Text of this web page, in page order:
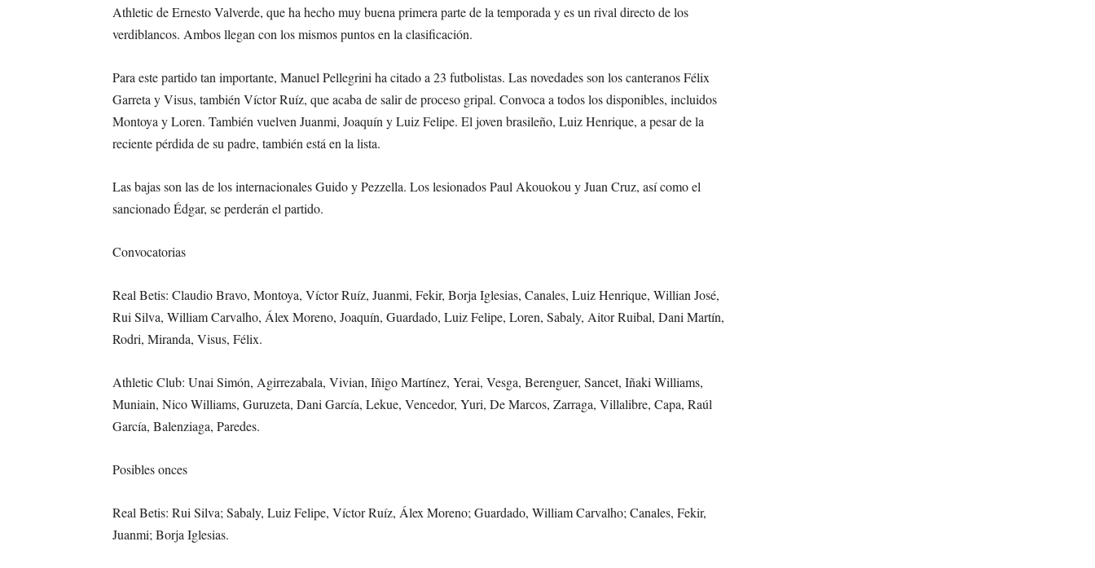
Athletic de Ernesto Valverde, que ha hecho muy buena primera parte de la temporada y es un rival directo de los
verdiblancos. Ambos llegan con los mismos puntos en la clasificación.
Para este partido tan importante, Manuel Pellegrini ha citado a 23 futbolistas. Las novedades son los canteranos Félix
Garreta y Visus, también Víctor Ruíz, que acaba de salir de proceso gripal. Convoca a todos los disponibles, incluidos
Montoya y Loren. También vuelven Juanmi, Joaquín y Luiz Felipe. El joven brasileño, Luiz Henrique, a pesar de la
reciente pérdida de su padre, también está en la lista.
Las bajas son las de los internacionales Guido y Pezzella. Los lesionados Paul Akouokou y Juan Cruz, así como el
sancionado Édgar, se perderán el partido.
Convocatorias
Real Betis: Claudio Bravo, Montoya, Víctor Ruíz, Juanmi, Fekir, Borja Iglesias, Canales, Luiz Henrique, Willian José,
Rui Silva, William Carvalho, Álex Moreno, Joaquín, Guardado, Luiz Felipe, Loren, Sabaly, Aitor Ruibal, Dani Martín,
Rodri, Miranda, Visus, Félix.
Athletic Club: Unai Simón, Agirrezabala, Vivian, Iñigo Martínez, Yerai, Vesga, Berenguer, Sancet, Iñaki Williams,
Muniain, Nico Williams, Guruzeta, Dani García, Lekue, Vencedor, Yuri, De Marcos, Zarraga, Villalibre, Capa, Raúl
García, Balenziaga, Paredes.
Posibles onces
Real Betis: Rui Silva; Sabaly, Luiz Felipe, Víctor Ruíz, Álex Moreno; Guardado, William Carvalho; Canales, Fekir,
Juanmi; Borja Iglesias.